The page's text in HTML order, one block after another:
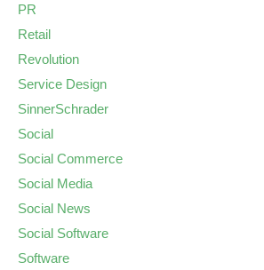
PR
Retail
Revolution
Service Design
SinnerSchrader
Social
Social Commerce
Social Media
Social News
Social Software
Software